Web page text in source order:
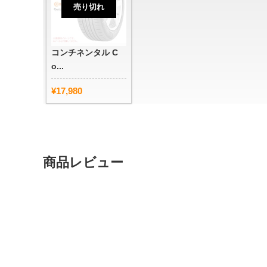
売り切れ
コンチネンタル C
o...
¥17,980
商品レビュー